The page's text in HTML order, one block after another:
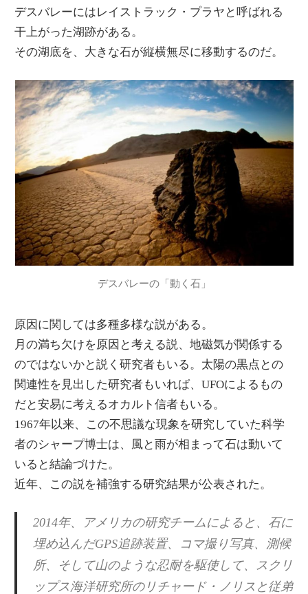
デスバレーにはレイストラック・プラヤと呼ばれる
干上がった湖跡がある。
その湖底を、大きな石が縦横無尽に移動するのだ。
デスバレーの「動く石」
原因に関しては多種多様な説がある。
月の満ち欠けを原因と考える説、地磁気が関係する
のではないかと説く研究者もいる。太陽の黒点との
関連性を見出した研究者もいれば、UFOによるもの
だと安易に考えるオカルト信者もいる。
1967年以来、この不思議な現象を研究していた科学
者のシャープ博士は、風と雨が相まって石は動いて
いると結論づけた。
近年、この説を補強する研究結果が公表された。
2014年、アメリカの研究チームによると、石に
埋め込んだGPS追跡装置、コマ撮り写真、測候
所、そして山のような忍耐を駆使して、スクリ
ップス海洋研究所のリチャード・ノリスと従弟